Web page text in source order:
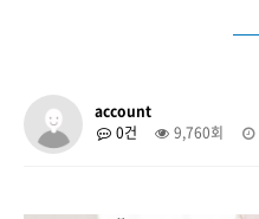
account
0건
9,760회